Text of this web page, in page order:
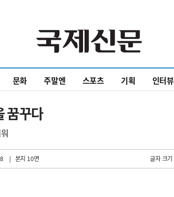
문화 주말엔 스포츠 기획 인터뷰
꿈꾸다
| 본지 10면 글자 크기